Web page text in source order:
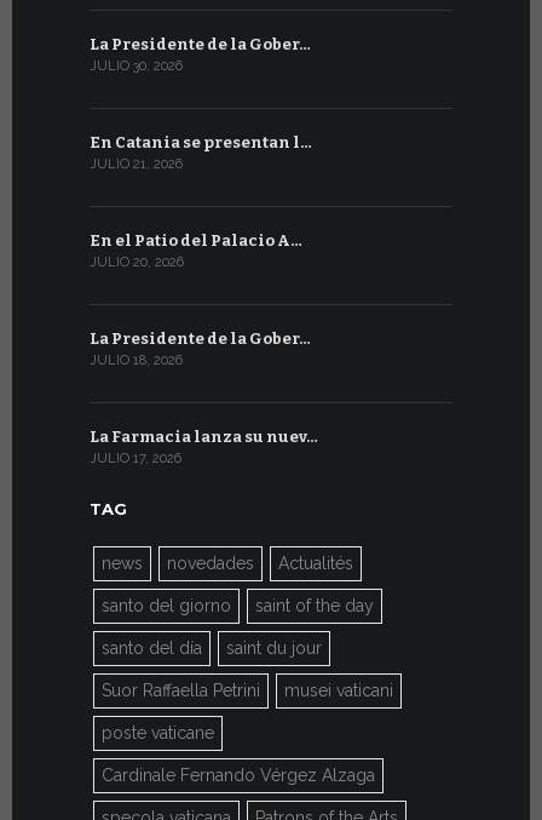
La Presidente de la Gober…
JULIO 30, 2026
En Catania se presentan l…
JULIO 21, 2026
En el Patio del Palacio A…
JULIO 20, 2026
La Presidente de la Gober…
JULIO 18, 2026
La Farmacia lanza su nuev…
JULIO 17, 2026
TAG
news novedades Actualités
santo del giorno saint of the day
santo del día saint du jour
Suor Raffaella Petrini musei vaticani
poste vaticane
Cardinale Fernando Vérgez Alzaga